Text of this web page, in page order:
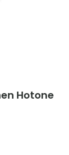
Hotone